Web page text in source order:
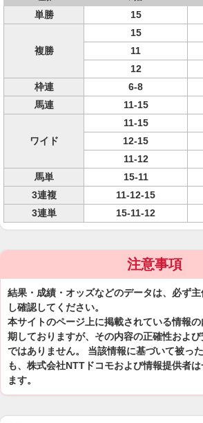
単勝 15
複勝
15
11
12
枠連
6-8
馬連
11-15
ワイド
11-15
12-15
11-12
馬単
15-11
3連複
11-12-15
3連単
15-11-12
注意事項
結果・成績・オッズなどのデータは、必ず
し確認してください。
本サイトのページ上に掲載されている情報
期しておりますが、その内容の正確性およ
ではありません。 当該情報に基づいて被っ
も、株式会社NTTドコモおよび情報提供者
ます。